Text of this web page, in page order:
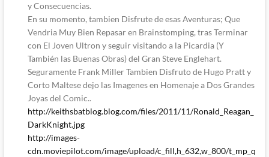
y Consecuencias.
En su momento, tambien Disfrute de esas Aventuras; Que
Vendria Muy Bien Repasar en Brainstomping, tras Terminar
con El Joven Ultron y seguir visitando a la Picardia (Y
También las Buenas Obras) del Gran Steve Englehart.
Seguramente Frank Miller Tambien Disfruto de Hugo Pratt y
Corto Maltese dejo las Imagenes en Homenaje a Dos Grandes
Joyas del Comic..
http://keithsbatblog.blog.com/files/2011/11/Ronald_Reagan_
DarkKnight.jpg
http://images-
cdn.moviepilot.com/image/upload/c_fill,h_632,w_800/t_mp_q